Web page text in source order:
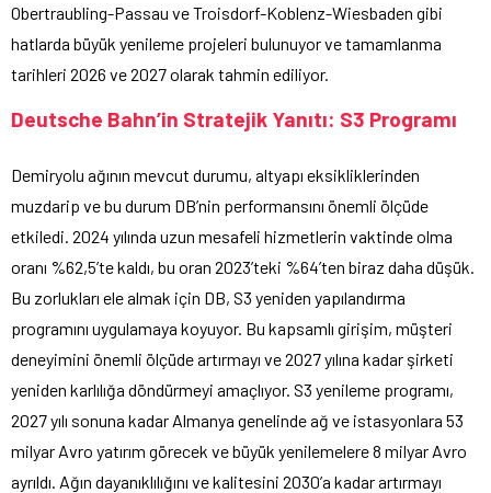
Obertraubling-Passau ve Troisdorf-Koblenz-Wiesbaden gibi
hatlarda büyük yenileme projeleri bulunuyor ve tamamlanma
tarihleri 2026 ve 2027 olarak tahmin ediliyor.
Deutsche Bahn’in Stratejik Yanıtı: S3 Programı
Demiryolu ağının mevcut durumu, altyapı eksikliklerinden
muzdarip ve bu durum DB’nin performansını önemli ölçüde
etkiledi. 2024 yılında uzun mesafeli hizmetlerin vaktinde olma
oranı %62,5’te kaldı, bu oran 2023’teki %64’ten biraz daha düşük.
Bu zorlukları ele almak için DB, S3 yeniden yapılandırma
programını uygulamaya koyuyor. Bu kapsamlı girişim, müşteri
deneyimini önemli ölçüde artırmayı ve 2027 yılına kadar şirketi
yeniden karlılığa döndürmeyi amaçlıyor. S3 yenileme programı,
2027 yılı sonuna kadar Almanya genelinde ağ ve istasyonlara 53
milyar Avro yatırım görecek ve büyük yenilemelere 8 milyar Avro
ayrıldı. Ağın dayanıklılığını ve kalitesini 2030’a kadar artırmayı